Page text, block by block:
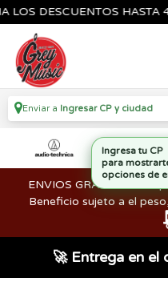
DESCUENTOS HASTA 40
Enviar a Ingresar CP y ciudad
ENVIOS GRATIS en
Beneficio sujeto a el
🚀 Entrega en el